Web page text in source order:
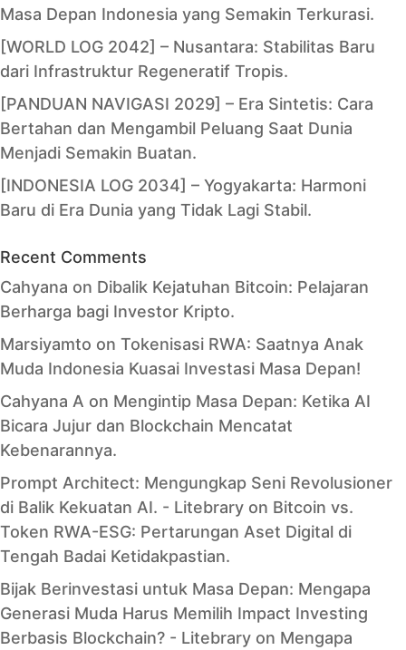
Masa Depan Indonesia yang Semakin Terkurasi.
[WORLD LOG 2042] – Nusantara: Stabilitas Baru
dari Infrastruktur Regeneratif Tropis.
[PANDUAN NAVIGASI 2029] – Era Sintetis: Cara
Bertahan dan Mengambil Peluang Saat Dunia
Menjadi Semakin Buatan.
[INDONESIA LOG 2034] – Yogyakarta: Harmoni
Baru di Era Dunia yang Tidak Lagi Stabil.
Recent Comments
Cahyana on Dibalik Kejatuhan Bitcoin: Pelajaran
Berharga bagi Investor Kripto.
Marsiyamto on Tokenisasi RWA: Saatnya Anak
Muda Indonesia Kuasai Investasi Masa Depan!
Cahyana A on Mengintip Masa Depan: Ketika AI
Bicara Jujur dan Blockchain Mencatat
Kebenarannya.
Prompt Architect: Mengungkap Seni Revolusioner
di Balik Kekuatan AI. - Litebrary on Bitcoin vs.
Token RWA-ESG: Pertarungan Aset Digital di
Tengah Badai Ketidakpastian.
Bijak Berinvestasi untuk Masa Depan: Mengapa
Generasi Muda Harus Memilih Impact Investing
Berbasis Blockchain? - Litebrary on Mengapa